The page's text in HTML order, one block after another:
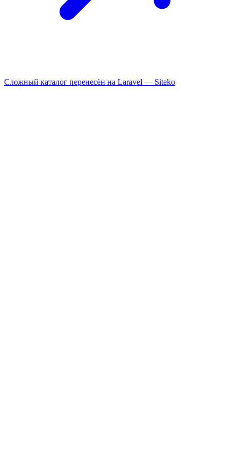
Сложный каталог перенесён на Laravel — Siteko